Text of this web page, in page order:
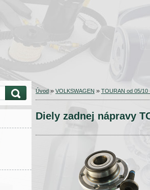
Úvod » VOLKSWAGEN » TOURAN od 05/10
Diely zadnej nápravy